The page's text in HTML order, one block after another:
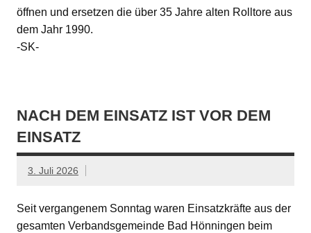
öffnen und ersetzen die über 35 Jahre alten Rolltore aus
dem Jahr 1990.
-SK-
NACH DEM EINSATZ IST VOR DEM
EINSATZ
3. Juli 2026
Seit vergangenem Sonntag waren Einsatzkräfte aus der
gesamten Verbandsgemeinde Bad Hönningen beim